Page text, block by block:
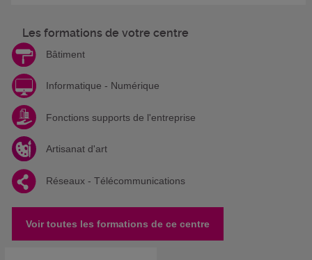
Les formations de votre centre
Bâtiment
Informatique - Numérique
Fonctions supports de l'entreprise
Artisanat d'art
Réseaux - Télécommunications
Voir toutes les formations de ce centre